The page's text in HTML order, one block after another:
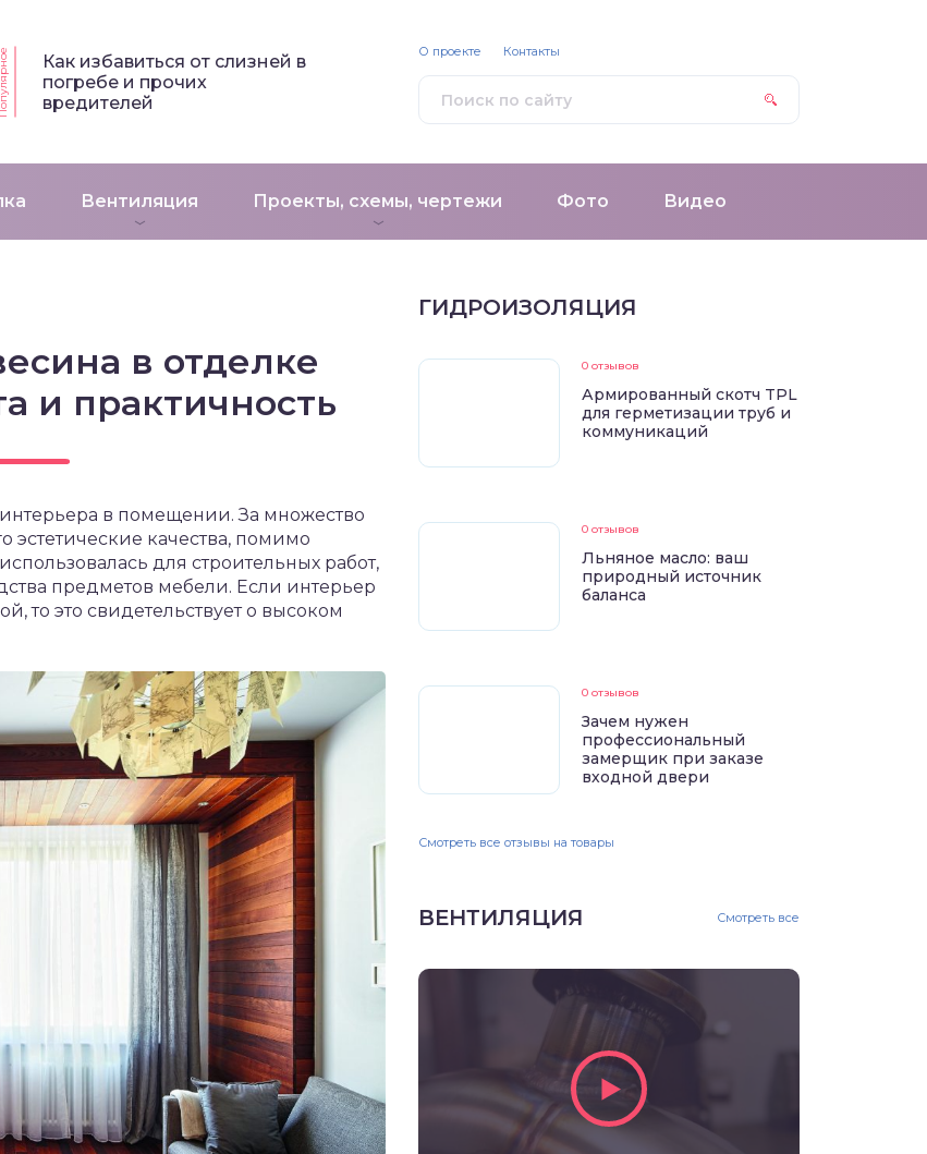
Популярное
Как избавиться от слизней в
погребе и прочих
вредителей
Вентиляция Проекты, схемы, чертежи Фото Видео
О проекте Контакты
в отделке
и практичность
в помещении. За множество
качества, помимо
для строительных работ,
предметов мебели. Если интерьер
то это свидетельствует о высоком
ГИДРОИЗОЛЯЦИЯ
0 отзывов
Армированный скотч TPL
для герметизации труб и
коммуникаций
0 отзывов
Льняное масло: ваш
природный источник
баланса
0 отзывов
Зачем нужен
профессиональный
замерщик при заказе
входной двери
Смотреть все отзывы на товары
ВЕНТИЛЯЦИЯ Смотреть все